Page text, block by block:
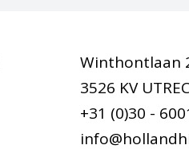
Winthontlaan
3526 KV
+31 (0)30 -